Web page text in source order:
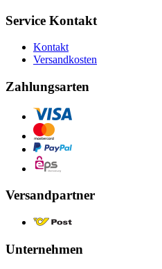
Service Kontakt
Kontakt
Versandkosten
Zahlungsarten
Versandpartner
Unternehmen